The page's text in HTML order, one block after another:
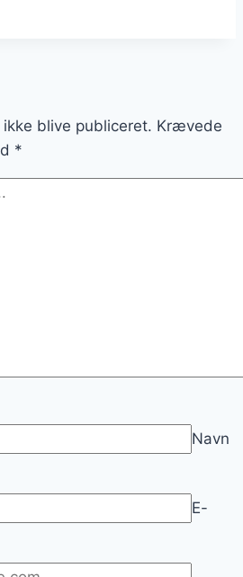
blive publiceret. Krævede
*
Navn
E-